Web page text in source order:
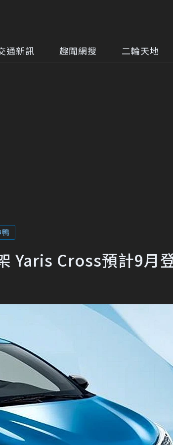
通新訊 趣聞網搜 二輪天地
Yaris Cross預計9月